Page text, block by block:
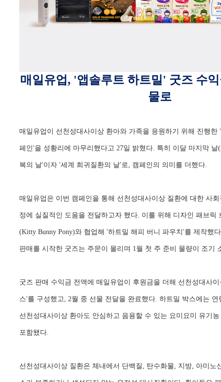
매일유업 , '앱솔루트 하트밀' 굿즈 수
물로
매일유업이 선천성대사이상 환아와 가족을 응원하기 위해 진행한
페인'을 성황리에 마무리했다고 27일 밝혔다. 특히 이달 마지막 날
복의 날'이자 '세계 희귀질환의 날'로, 캠페인의 의미를 더했다.
매일유업은 이번 캠페인을 통해 선천성대사이상 질환에 대한 사
정에 실질적인 도움을 전달하고자 했다. 이를 위해 디자인 패브릭
(Kitty Bunny Pony)와 협업해 '하트밀 해피 버니 파우치'를 제작했
판매를 시작한 굿즈는 주문이 몰리며 1월 첫 주 준비 물량이 조기
굿즈 판매 수익금 전액에 매일유업이 후원금을 더해 선천성대사
스'를 구성했고, 2월 중 선물 전달을 완료했다. 하트밀 박스에는
선천성대사이상 환아도 안심하고 음용할 수 있는 요미요미 유기
포함됐다.
선천성대사이상 질환은 체내에서 단백질, 탄수화물, 지방, 아미노